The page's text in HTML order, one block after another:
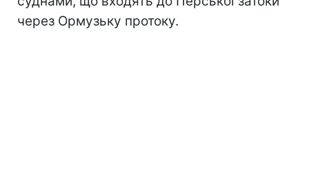
через Ормузьку протоку.